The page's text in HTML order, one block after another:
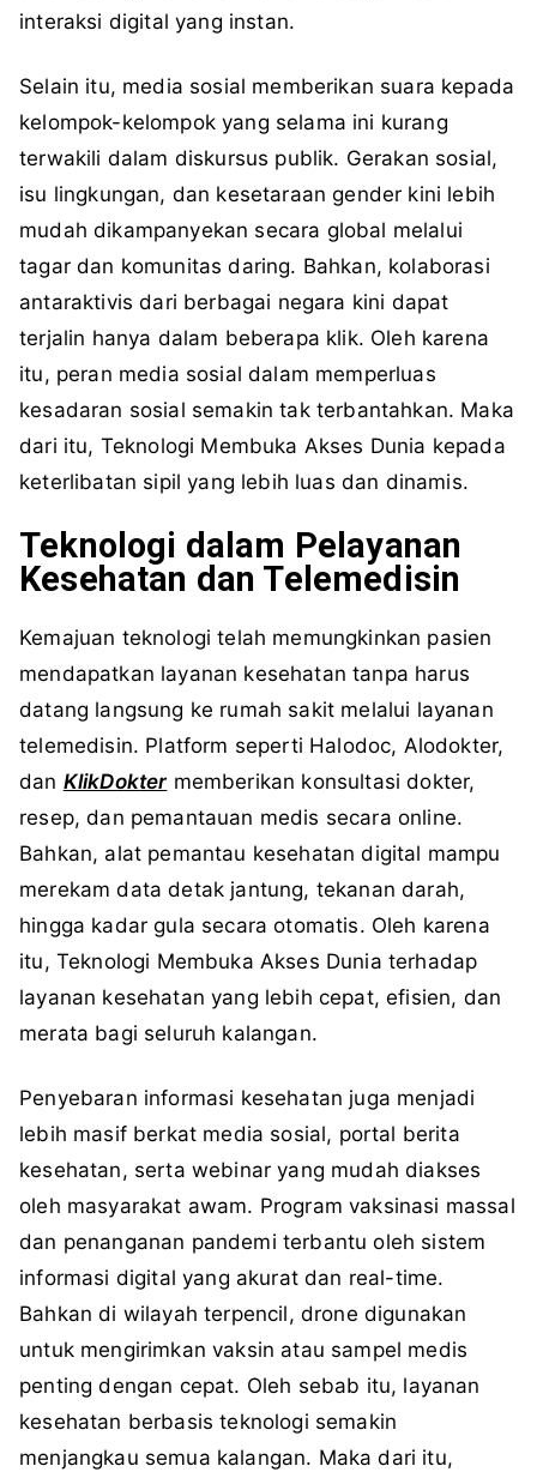
interaksi digital yang instan.
Selain itu, media sosial memberikan suara kepada
kelompok-kelompok yang selama ini kurang
terwakili dalam diskursus publik. Gerakan sosial,
isu lingkungan, dan kesetaraan gender kini lebih
mudah dikampanyekan secara global melalui
tagar dan komunitas daring. Bahkan, kolaborasi
antaraktivis dari berbagai negara kini dapat
terjalin hanya dalam beberapa klik. Oleh karena
itu, peran media sosial dalam memperluas
kesadaran sosial semakin tak terbantahkan. Maka
dari itu, Teknologi Membuka Akses Dunia kepada
keterlibatan sipil yang lebih luas dan dinamis.
Teknologi dalam Pelayanan
Kesehatan dan Telemedisin
Kemajuan teknologi telah memungkinkan pasien
mendapatkan layanan kesehatan tanpa harus
datang langsung ke rumah sakit melalui layanan
telemedisin. Platform seperti Halodoc, Alodokter,
dan KlikDokter memberikan konsultasi dokter,
resep, dan pemantauan medis secara online.
Bahkan, alat pemantau kesehatan digital mampu
merekam data detak jantung, tekanan darah,
hingga kadar gula secara otomatis. Oleh karena
itu, Teknologi Membuka Akses Dunia terhadap
layanan kesehatan yang lebih cepat, efisien, dan
merata bagi seluruh kalangan.
Penyebaran informasi kesehatan juga menjadi
lebih masif berkat media sosial, portal berita
kesehatan, serta webinar yang mudah diakses
oleh masyarakat awam. Program vaksinasi massal
dan penanganan pandemi terbantu oleh sistem
informasi digital yang akurat dan real-time.
Bahkan di wilayah terpencil, drone digunakan
untuk mengirimkan vaksin atau sampel medis
penting dengan cepat. Oleh sebab itu, layanan
kesehatan berbasis teknologi semakin
menjangkau semua kalangan. Maka dari itu,